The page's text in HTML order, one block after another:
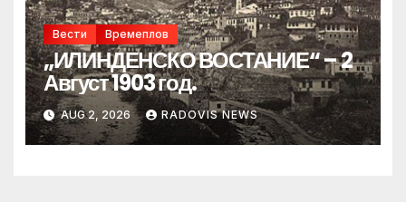
Вести Времеплов
„ИЛИНДЕНСКО ВОСТАНИЕ“ – 2
Август 1903 год.
AUG 2, 2026 RADOVIS NEWS